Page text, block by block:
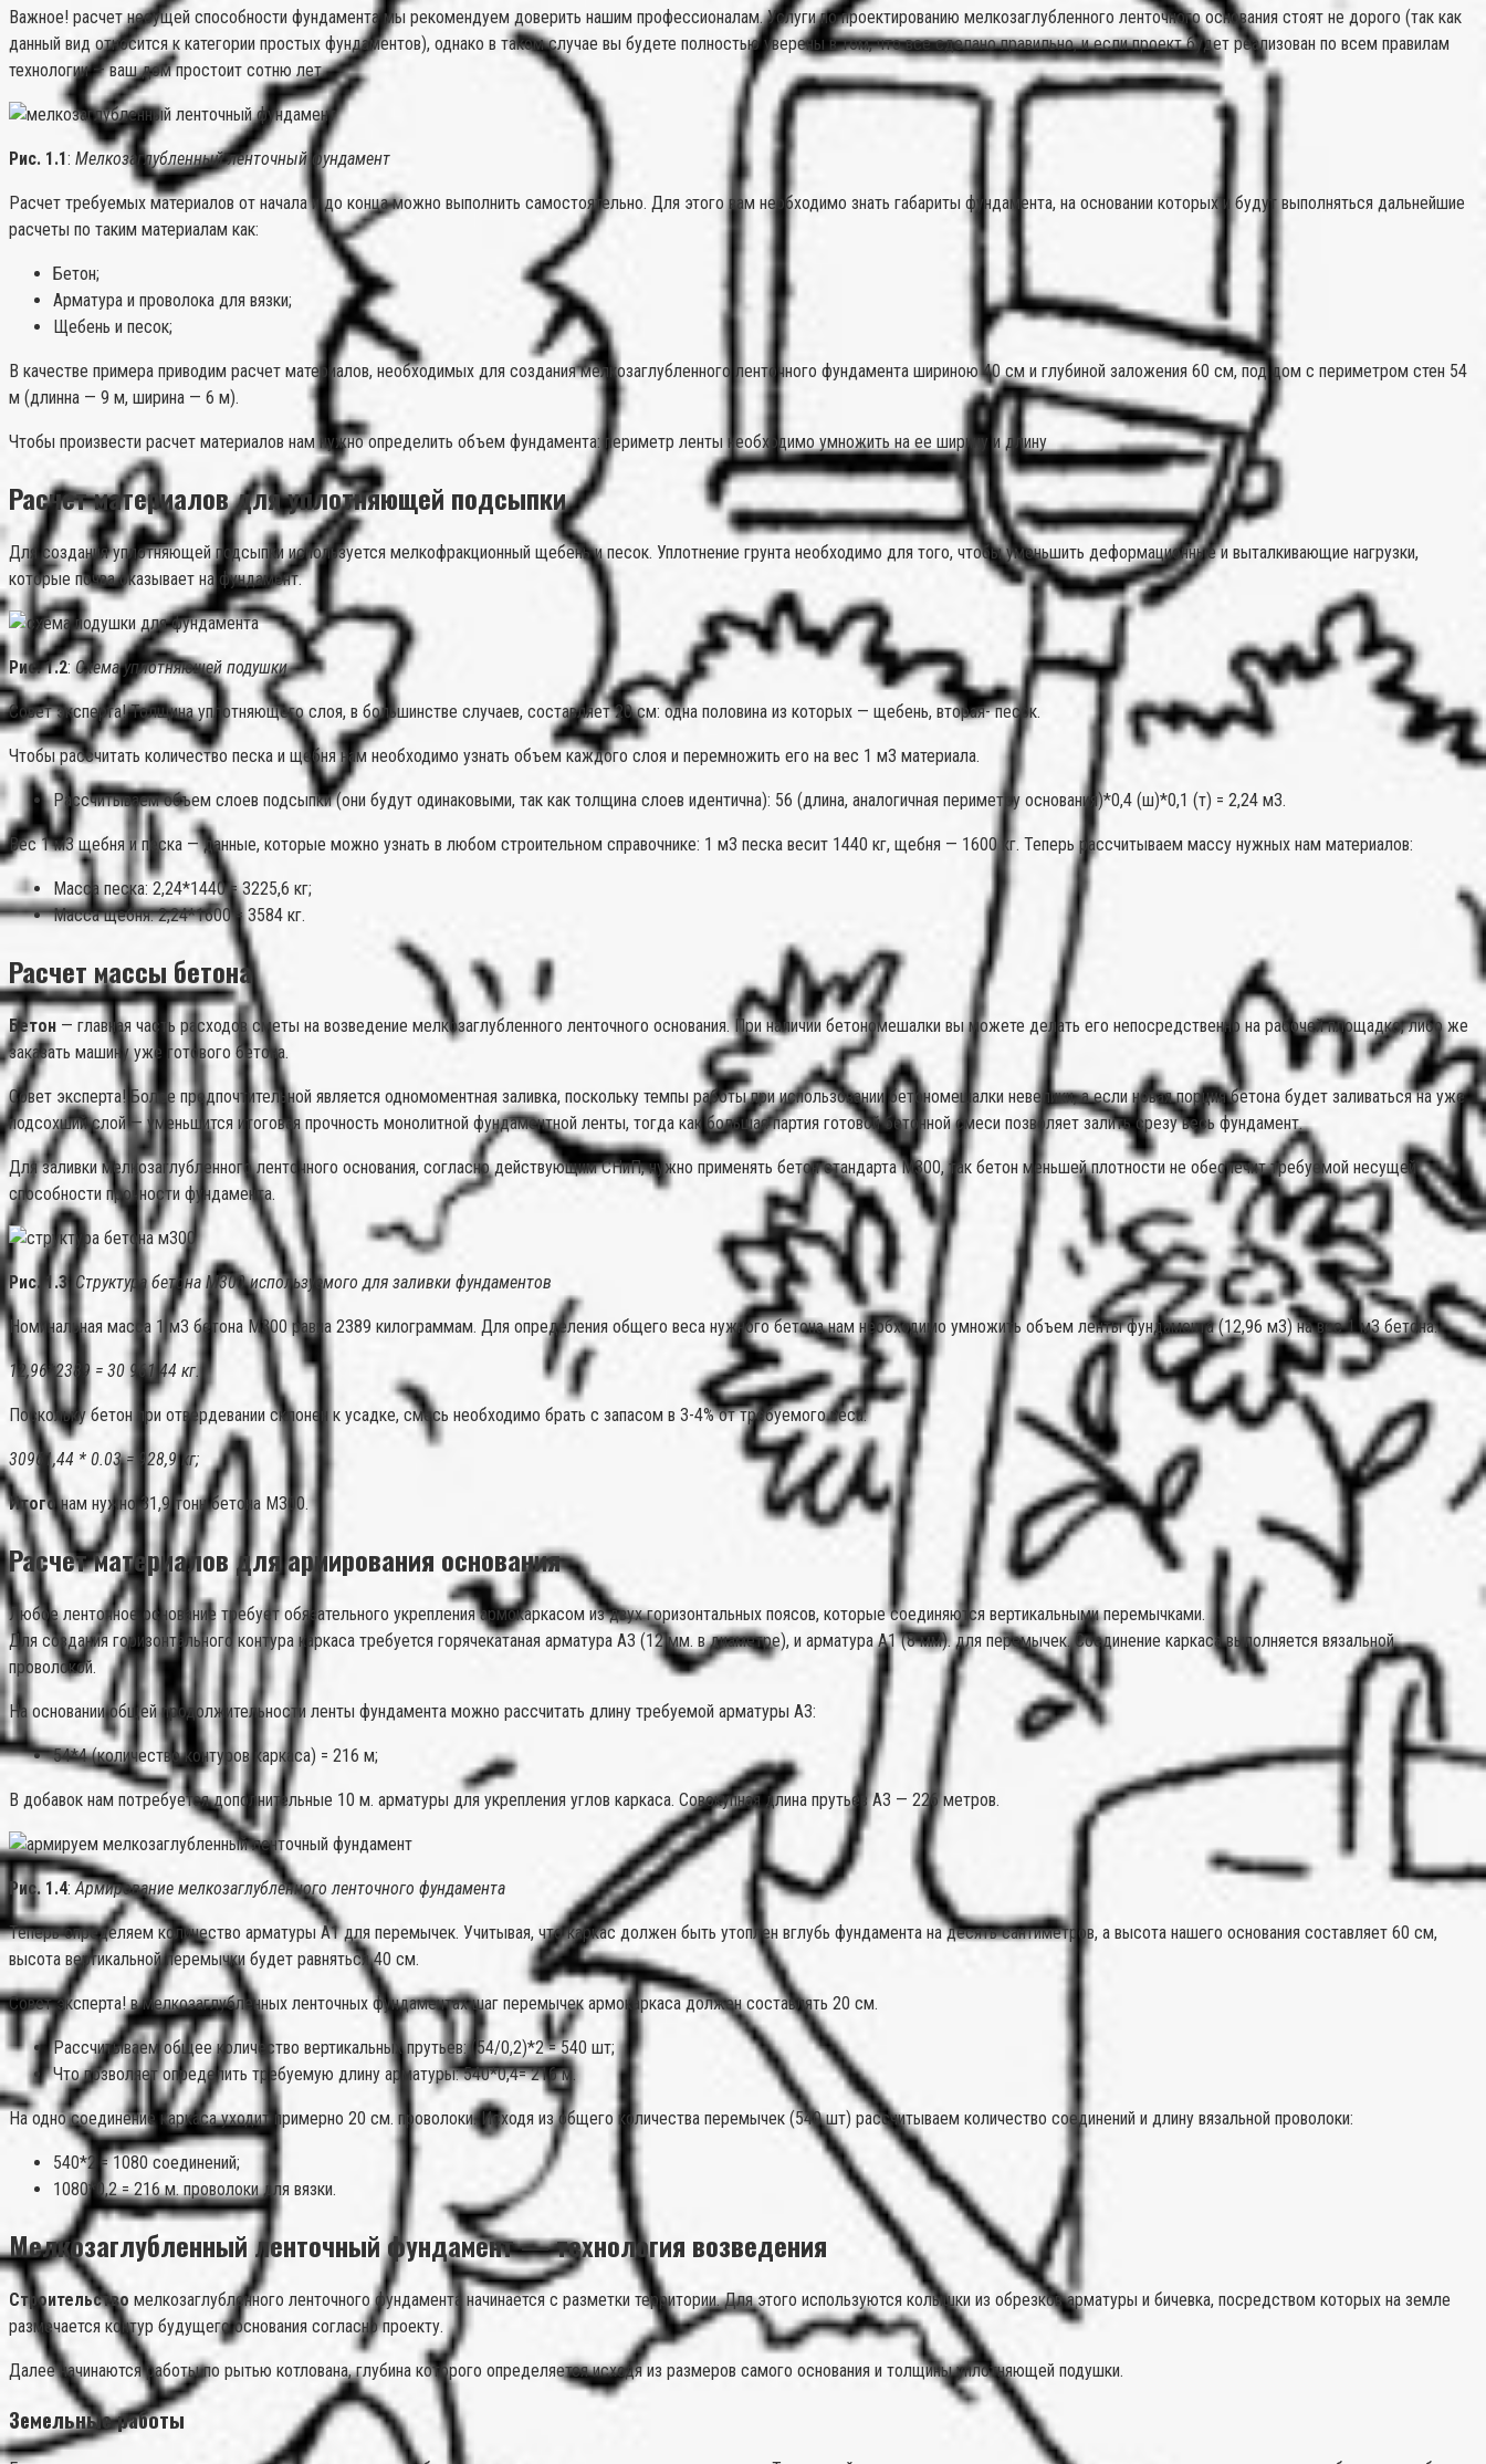
Важное! расчет несущей способности фундамента мы рекомендуем доверить нашим профессионалам. Услуги по проектированию мелкозаглубленного ленточного основания стоят не дорого (так как
данный вид относится к категории простых фундаментов), однако в таком случае вы будете полностью уверены в том, что все сделано правильно, и если проект будет реализован по всем правилам
технологии — ваш дом простоит сотню лет.
Рис. 1.1: Мелкозаглубленный ленточный фундамент
Расчет требуемых материалов от начала и до конца можно выполнить самостоятельно. Для этого вам необходимо знать габариты фундамента, на основании которых и будут выполняться дальнейшие
расчеты по таким материалам как:
Бетон;
Арматура и проволока для вязки;
Щебень и песок;
В качестве примера приводим расчет материалов, необходимых для создания мелкозаглубленного ленточного фундамента шириною 40 см и глубиной заложения 60 см, под дом с периметром стен 54
м (длинна — 9 м, ширина — 6 м).
Чтобы произвести расчет материалов нам нужно определить объем фундамента: периметр ленты необходимо умножить на ее ширину и длину
Расчет материалов для уплотняющей подсыпки
Для создания уплотняющей подсыпки используется мелкофракционный щебень и песок. Уплотнение грунта необходимо для того, чтобы уменьшить деформационные и выталкивающие нагрузки,
которые почва оказывает на фундамент.
Рис. 1.2:Схема уплотняющей подушки
Совет эксперта! Толщина уплотняющего слоя, в большинстве случаев, составляет 20 см: одна половина из которых — щебень, вторая- песок.
Чтобы рассчитать количество песка и щебня нам необходимо узнать объем каждого слоя и перемножить его на вес 1 м3 материала.
Рассчитываем объем слоев подсыпки (они будут одинаковыми, так как толщина слоев идентична): 56 (длина, аналогичная периметру основания)*0,4 (ш)*0,1 (т) = 2,24 м3.
Вес 1 м3 щебня и песка — данные, которые можно узнать в любом строительном справочнике: 1 м3 песка весит 1440 кг, щебня — 1600 кг. Теперь рассчитываем массу нужных нам материалов:
Масса песка: 2,24*1440 = 3225,6 кг;
Масса щебня: 2,24*1600 = 3584 кг.
Расчет массы бетона
Бетон — главная часть расходов сметы на возведение мелкозаглубленного ленточного основания. При наличии бетономешалки вы можете делать его непосредственно на рабочей площадке, либо же
заказать машину уже готового бетона.
Совет эксперта! Более предпочтительной является одномоментная заливка, поскольку темпы работы при использовании бетономешалки невелики, а если новая порция бетона будет заливаться на уже
подсохший слой — уменьшится итоговая прочность монолитной фундаментной ленты, тогда как большая партия готовой бетонной смеси позволяет залить срезу весь фундамент.
Для заливки мелкозаглубленного ленточного основания, согласно действующим СНиП, нужно применять бетон стандарта М300, так бетон меньшей плотности не обеспечит требуемой несущей
способности прочности фундамента.
Рис. 1.3 Структура бетона М300 используемого для заливки фундаментов
Номинальная масса 1 м3 бетона М300 равна 2389 килограммам. Для определения общего веса нужного бетона нам необходимо умножить объем ленты фундамента (12,96 м3) на вес 1 м3 бетона:
12,96*2389 = 30 961,44 кг.
Поскольку бетон при отвердевании склонен к усадке, смесь необходимо брать с запасом в 3-4% от требуемого веса:
30961,44 * 0.03 = 928,9 кг;
Итогонам нужно 31,9 тонн бетона М300.
Расчет материалов для армирования основания
Любое ленточное основание требует обязательного укрепления армокаркасом из двух горизонтальных поясов, которые соединяются вертикальными перемычками.
Для создания горизонтального контура каркаса требуется горячекатаная арматура А3 (12 мм. в диаметре), и арматура А1 (8 мм). для перемычек. Соединение каркаса выполняется вязальной
проволокой.
На основании общей продолжительности ленты фундамента можно рассчитать длину требуемой арматуры А3:
54*4 (количество контуров каркаса) = 216 м;
В добавок нам потребуется дополнительные 10 м. арматуры для укрепления углов каркаса. Совокупная длина прутьев А3 — 226 метров.
Рис. 1.4:Армирование мелкозаглубленного ленточного фундамента
Теперь определяем количество арматуры А1 для перемычек. Учитывая, что каркас должен быть утоплен вглубь фундамента на десять сантиметров, а высота нашего основания составляет 60 см,
высота вертикальной перемычки будет равняться 40 см.
Совет эксперта! в мелкозаглубленных ленточных фундаментах шаг перемычек армокаркаса должен составлять 20 см.
Рассчитываем общее количество вертикальных прутьев: (54/0,2)*2 = 540 шт;
Что позволяет определить требуемую длину арматуры: 540*0,4= 216 м.
На одно соединение каркаса уходит примерно 20 см. проволоки. Исходя из общего количества перемычек (540 шт) рассчитываем количество соединений и длину вязальной проволоки:
540*2 = 1080 соединений;
1080*0,2 = 216 м. проволоки для вязки.
Мелкозаглубленный ленточный фундамент — технология возведения
Строительство мелкозаглубленного ленточного фундамента начинается с разметки территории. Для этого используются колышки из обрезков арматуры и бичевка, посредством которых на земле
размечается контур будущего основания согласно проекту.
Далее начинаются работы по рытью котлована, глубина которого определяется исходя из размеров самого основания и толщины уплотняющей подушки.
Земельные работы